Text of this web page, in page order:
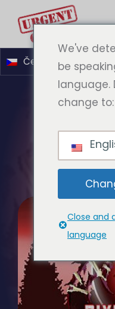
Čeština
We've
be
language.
change to:
Close and
language